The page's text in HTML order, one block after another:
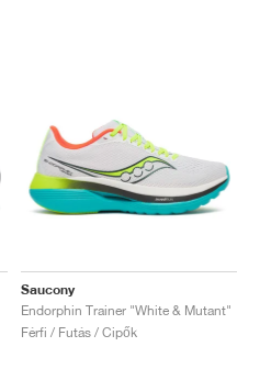
Saucony
Endorphin Trainer "White & Mutant"
Férfi / Futás / Cipők